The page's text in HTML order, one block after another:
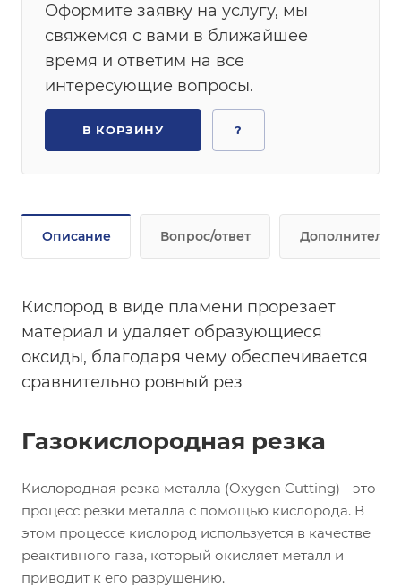
Оформите заявку на услугу, мы
свяжемся с вами в ближайшее
время и ответим на все
интересующие вопросы.
В КОРЗИНУ ?
Описание Вопрос/ответ
Кислород в виде пламени прорезает
материал и удаляет образующиеся
оксиды, благодаря чему обеспечивается
сравнительно ровный рез
Газокислородная резка
Кислородная резка металла (Oxygen Cutting) - это
процесс резки металла с помощью кислорода. В
этом процессе кислород используется в качестве
реактивного газа, который окисляет металл и
приводит к его разрушению.